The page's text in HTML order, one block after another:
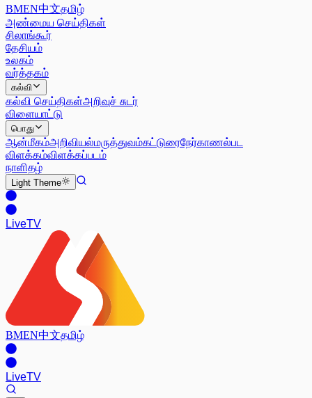
BMEN中文தமிழ்
அண்மைய செய்திகள்
சிலாங்கூர்
தேசியம்
உலகம்
வர்த்தகம்
கல்வி
கல்வி செய்திகள்அறிவுச் சுடர்
விளையாட்டு
பொது
ஆன்மீகம்அறிவியல்மருத்துவம்கட்டுரைநேர்காணல்பட
விளக்கம்விளக்கப்படம்
நாளிதழ்
Light Theme
LiveTV
BMEN中文தமிழ்
LiveTV